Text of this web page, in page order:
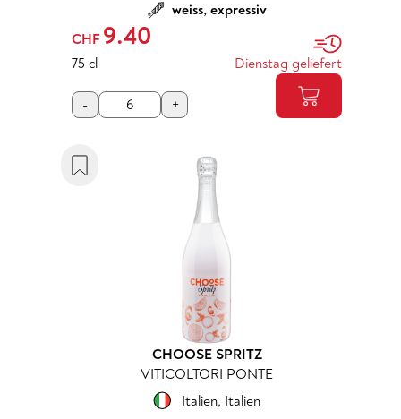
weiss, expressiv
CHF 9.40
75 cl Dienstag geliefert
- +
CHOOSE SPRITZ
VITICOLTORI PONTE
Italien, Italien